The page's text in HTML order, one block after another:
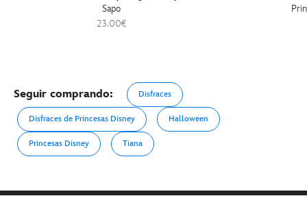
Sapo
23.00€
Seguir comprando: Disfraces
Disfraces de Princesas Disney Halloween
Princesas Disney Tiana